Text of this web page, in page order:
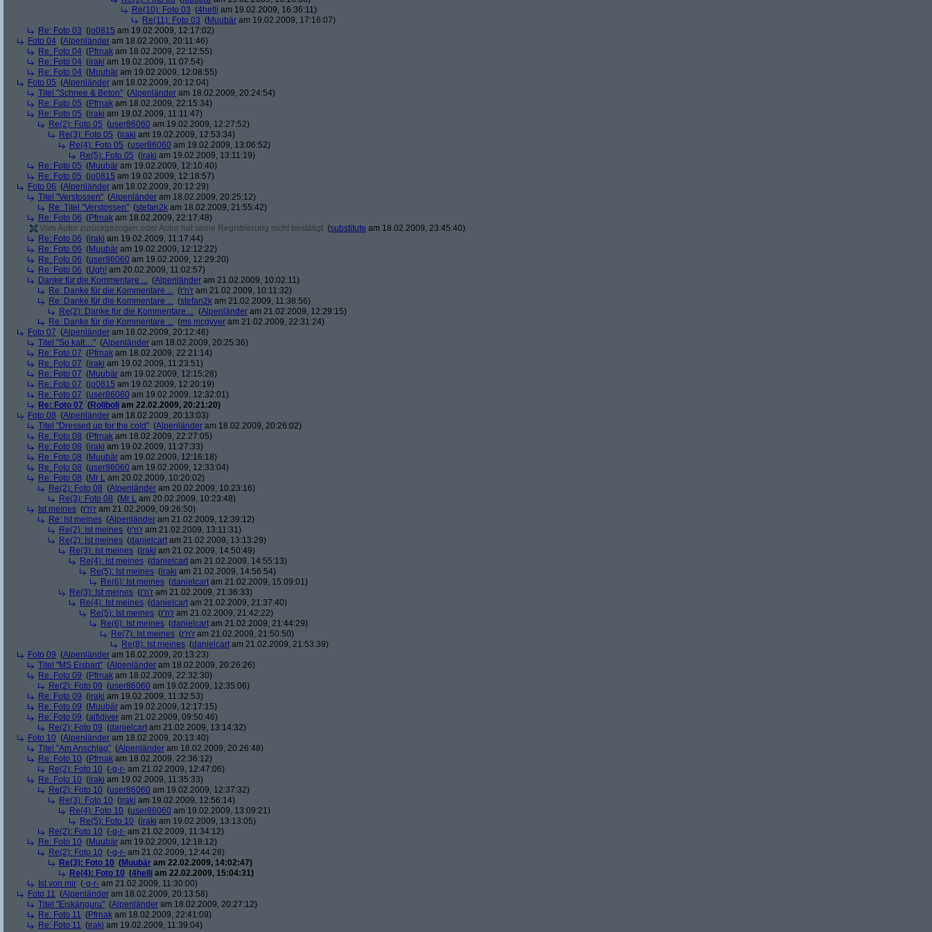
Re(10): Foto 03 (4helli am 19.02.2009, 16:36:11)
Re(11): Foto 03 (Muubär am 19.02.2009, 17:16:07)
Re: Foto 03 (jo0815 am 19.02.2009, 12:17:02)
Foto 04 (Alpenländer am 18.02.2009, 20:11:46)
Re: Foto 04 (Pfrnak am 18.02.2009, 22:12:55)
Re: Foto 04 (iraki am 19.02.2009, 11:07:54)
Re: Foto 04 (Muubär am 19.02.2009, 12:08:55)
Foto 05 (Alpenländer am 18.02.2009, 20:12:04)
Titel "Schnee & Beton" (Alpenländer am 18.02.2009, 20:24:54)
Re: Foto 05 (Pfrnak am 18.02.2009, 22:15:34)
Re: Foto 05 (iraki am 19.02.2009, 11:11:47)
Re(2): Foto 05 (user86060 am 19.02.2009, 12:27:52)
Re(3): Foto 05 (iraki am 19.02.2009, 12:53:34)
Re(4): Foto 05 (user86060 am 19.02.2009, 13:06:52)
Re(5): Foto 05 (iraki am 19.02.2009, 13:11:19)
Re: Foto 05 (Muubär am 19.02.2009, 12:10:40)
Re: Foto 05 (jo0815 am 19.02.2009, 12:18:57)
Foto 06 (Alpenländer am 18.02.2009, 20:12:29)
Titel "Verstossen" (Alpenländer am 18.02.2009, 20:25:12)
Re: Titel "Verstossen" (stefan2k am 18.02.2009, 21:55:42)
Re: Foto 06 (Pfrnak am 18.02.2009, 22:17:48)
Vom Autor zurückgezogen oder Autor hat seine Registrierung nicht bestätigt (substitute am 18.02.2009, 23:45:40)
Re: Foto 06 (iraki am 19.02.2009, 11:17:44)
Re: Foto 06 (Muubär am 19.02.2009, 12:12:22)
Re: Foto 06 (user86060 am 19.02.2009, 12:29:20)
Re: Foto 06 (Ugh! am 20.02.2009, 11:02:57)
Danke für die Kommentare ... (Alpenländer am 21.02.2009, 10:02:11)
Re: Danke für die Kommentare ... (r'n'r am 21.02.2009, 10:11:32)
Re: Danke für die Kommentare ... (stefan2k am 21.02.2009, 11:38:56)
Re(2): Danke für die Kommentare ... (Alpenländer am 21.02.2009, 12:29:15)
Re: Danke für die Kommentare ... (ms mcgyver am 21.02.2009, 22:31:24)
Foto 07 (Alpenländer am 18.02.2009, 20:12:46)
Titel "So kalt…" (Alpenländer am 18.02.2009, 20:25:36)
Re: Foto 07 (Pfrnak am 18.02.2009, 22:21:14)
Re: Foto 07 (iraki am 19.02.2009, 11:23:51)
Re: Foto 07 (Muubär am 19.02.2009, 12:15:28)
Re: Foto 07 (jo0815 am 19.02.2009, 12:20:19)
Re: Foto 07 (user86060 am 19.02.2009, 12:32:01)
Re: Foto 07 (Roliboli am 22.02.2009, 20:21:20)
Foto 08 (Alpenländer am 18.02.2009, 20:13:03)
Titel "Dressed up for the cold" (Alpenländer am 18.02.2009, 20:26:02)
Re: Foto 08 (Pfrnak am 18.02.2009, 22:27:05)
Re: Foto 08 (iraki am 19.02.2009, 11:27:33)
Re: Foto 08 (Muubär am 19.02.2009, 12:16:18)
Re: Foto 08 (user86060 am 19.02.2009, 12:33:04)
Re: Foto 08 (Mr L am 20.02.2009, 10:20:02)
Re(2): Foto 08 (Alpenländer am 20.02.2009, 10:23:16)
Re(3): Foto 08 (Mr L am 20.02.2009, 10:23:48)
Ist meines (r'n'r am 21.02.2009, 09:26:50)
Re: Ist meines (Alpenländer am 21.02.2009, 12:39:12)
Re(2): Ist meines (r'n'r am 21.02.2009, 13:11:31)
Re(2): Ist meines (danielcart am 21.02.2009, 13:13:29)
Re(3): Ist meines (iraki am 21.02.2009, 14:50:49)
Re(4): Ist meines (danielcart am 21.02.2009, 14:55:13)
Re(5): Ist meines (iraki am 21.02.2009, 14:56:54)
Re(6): Ist meines (danielcart am 21.02.2009, 15:09:01)
Re(3): Ist meines (r'n'r am 21.02.2009, 21:36:33)
Re(4): Ist meines (danielcart am 21.02.2009, 21:37:40)
Re(5): Ist meines (r'n'r am 21.02.2009, 21:42:22)
Re(6): Ist meines (danielcart am 21.02.2009, 21:44:29)
Re(7): Ist meines (r'n'r am 21.02.2009, 21:50:50)
Re(8): Ist meines (danielcart am 21.02.2009, 21:53:39)
Foto 09 (Alpenländer am 18.02.2009, 20:13:23)
Titel "MS Eisbart" (Alpenländer am 18.02.2009, 20:26:26)
Re: Foto 09 (Pfrnak am 18.02.2009, 22:32:30)
Re(2): Foto 09 (user86060 am 19.02.2009, 12:35:06)
Re: Foto 09 (iraki am 19.02.2009, 11:32:53)
Re: Foto 09 (Muubär am 19.02.2009, 12:17:15)
Re: Foto 09 (alfidiver am 21.02.2009, 09:50:46)
Re(2): Foto 09 (danielcart am 21.02.2009, 13:14:32)
Foto 10 (Alpenländer am 18.02.2009, 20:13:40)
Titel "Am Anschlag" (Alpenländer am 18.02.2009, 20:26:48)
Re: Foto 10 (Pfrnak am 18.02.2009, 22:36:12)
Re(2): Foto 10 (-g-r- am 21.02.2009, 12:47:06)
Re: Foto 10 (iraki am 19.02.2009, 11:35:33)
Re(2): Foto 10 (user86060 am 19.02.2009, 12:37:32)
Re(3): Foto 10 (iraki am 19.02.2009, 12:56:14)
Re(4): Foto 10 (user86060 am 19.02.2009, 13:09:21)
Re(5): Foto 10 (iraki am 19.02.2009, 13:13:05)
Re(2): Foto 10 (-g-r- am 21.02.2009, 11:34:12)
Re: Foto 10 (Muubär am 19.02.2009, 12:18:12)
Re(2): Foto 10 (-g-r- am 21.02.2009, 12:44:28)
Re(3): Foto 10 (Muubär am 22.02.2009, 14:02:47)
Re(4): Foto 10 (4helli am 22.02.2009, 15:04:31)
Ist von mir (-g-r- am 21.02.2009, 11:30:00)
Foto 11 (Alpenländer am 18.02.2009, 20:13:58)
Titel "Eiskänguru" (Alpenländer am 18.02.2009, 20:27:12)
Re: Foto 11 (Pfrnak am 18.02.2009, 22:41:09)
Re: Foto 11 (iraki am 19.02.2009, 11:39:04)